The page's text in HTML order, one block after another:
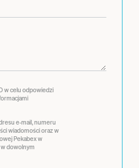
w celu odpowiedzi
e-mail, numeru
wiadomości oraz w
Pekabex w
dowolnym